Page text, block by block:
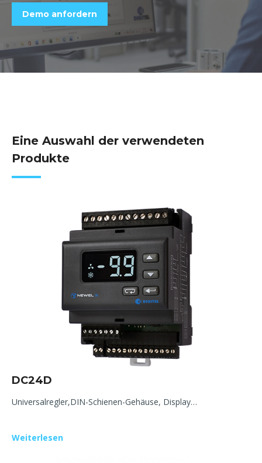
Demo anfordern
Eine Auswahl der verwendeten
Produkte
DC24D
Universalregler,DIN-Schienen-Gehäuse, Display…
Weiterlesen